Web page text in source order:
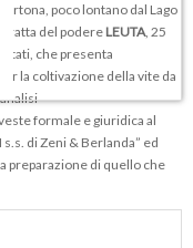
poco lontano dal Lago
tratta del podere LEUTA, 25
che presenta
la coltivazione della vite da
formale e giuridica al
di Zeni & Berlanda” ed
preparazione di quello che